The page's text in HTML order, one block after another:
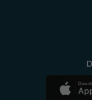
Politica